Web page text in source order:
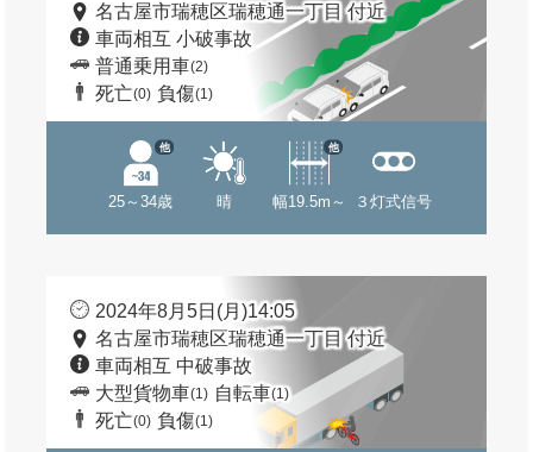
名古屋市瑞穂区瑞穂通一丁目 付近
車両相互 小破事故
普通乗用車(2)
死亡(0) 負傷(1)
25～34歳
他
晴 幅19.5m～
他
３灯式信号
2024年8月5日(月)14:05
名古屋市瑞穂区瑞穂通一丁目 付近
車両相互 中破事故
大型貨物車(1) 自転車(1)
死亡(0) 負傷(1)